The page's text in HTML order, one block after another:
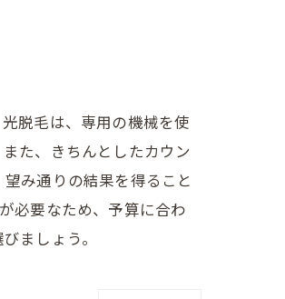
脱毛は、専用の機械を使
た、きちんとしたカウン
み通りの結果を得ること
必要なため、予算に合わ
ましょう。